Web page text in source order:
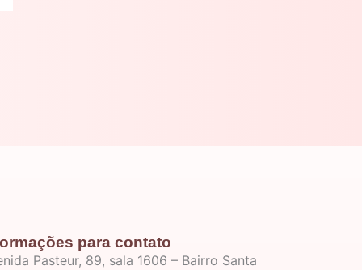
para contato
Pasteur, 89, sala 1606 – Bairro Santa